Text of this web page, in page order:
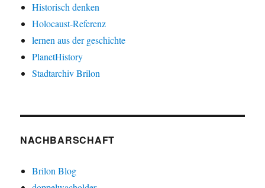
Historisch denken
Holocaust-Referenz
lernen aus der geschichte
PlanetHistory
Stadtarchiv Brilon
NACHBARSCHAFT
Brilon Blog